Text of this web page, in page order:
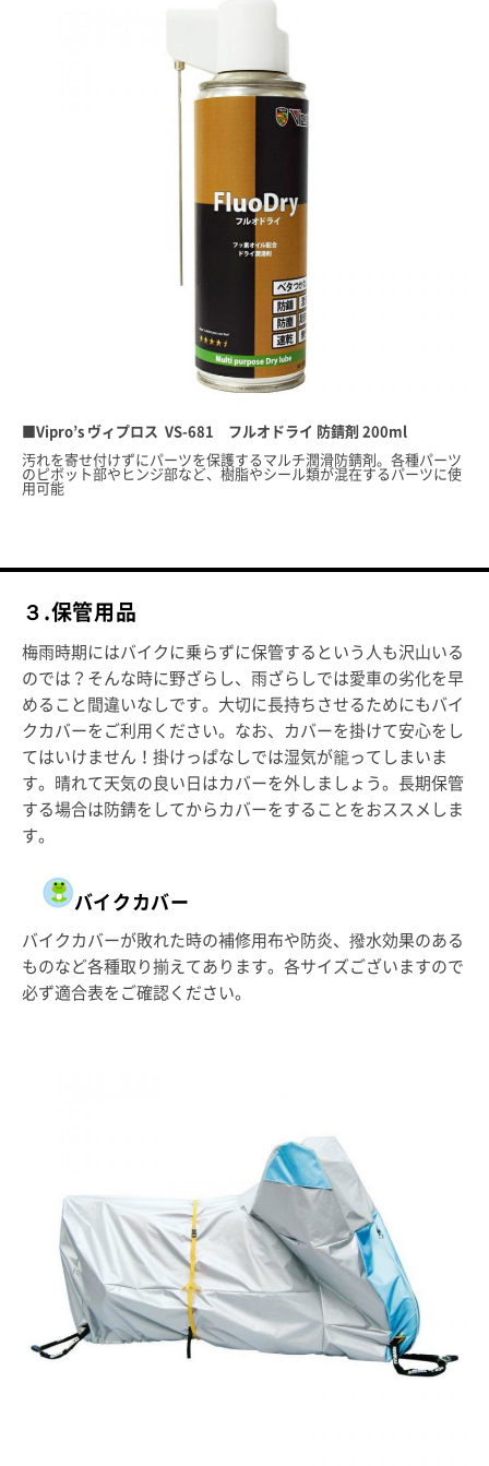
■Vipro’s ヴィプロス VS-681 フルオドライ 防錆剤 200ml
汚れを寄せ付けずにパーツを保護するマルチ潤滑防錆剤。各種パーツ
のピボット部やヒンジ部など、樹脂やシール類が混在するパーツに使
用可能
３.保管用品
梅雨時期にはバイクに乗らずに保管するという人も沢山いる
のでは？そんな時に野ざらし、雨ざらしでは愛車の劣化を早
めること間違いなしです。大切に長持ちさせるためにもバイ
クカバーをご利用ください。なお、カバーを掛けて安心をし
てはいけません！掛けっぱなしでは湿気が籠ってしまいま
す。晴れて天気の良い日はカバーを外しましょう。長期保管
する場合は防錆をしてからカバーをすることをおススメしま
す。
バイクカバー
バイクカバーが敗れた時の補修用布や防炎、撥水効果のある
ものなど各種取り揃えてあります。各サイズございますので
必ず適合表をご確認ください。